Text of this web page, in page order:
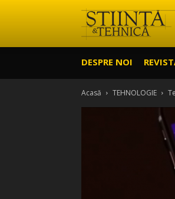
DESPRE NOI
Acasă TEHNOLOGIE